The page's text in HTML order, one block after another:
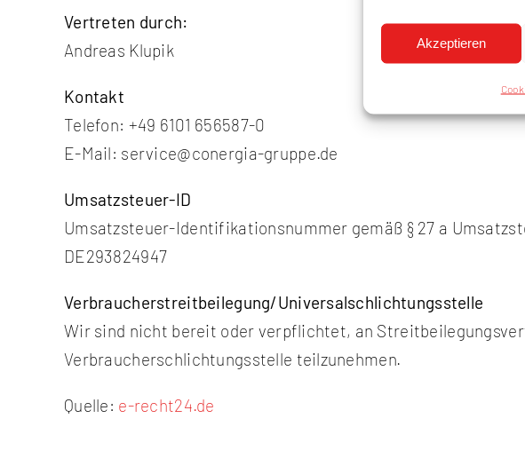
Akzeptieren
Vertreten durch:
Andreas Klupik
Kontakt
Telefon: +49 6101 656587-0
E-Mail: service@conergia-gruppe.de
Umsatzsteuer-ID
Umsatzsteuer-Identifikationsnummer gemäß § 27 a
DE293824947
Verbraucher­streit­beilegung/Universal­schlichtungs­stelle
Wir sind nicht bereit oder verpflichtet, an
Verbraucherschlichtungsstelle teilzunehmen.
Quelle: e-recht24.de